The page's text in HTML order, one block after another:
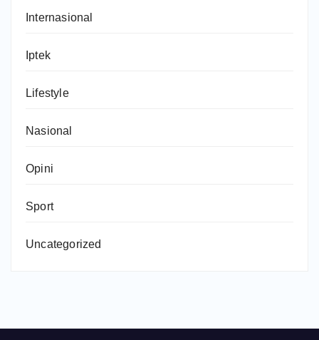
Internasional
Iptek
Lifestyle
Nasional
Opini
Sport
Uncategorized